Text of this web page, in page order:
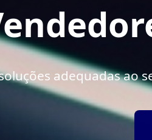
adequadas ao